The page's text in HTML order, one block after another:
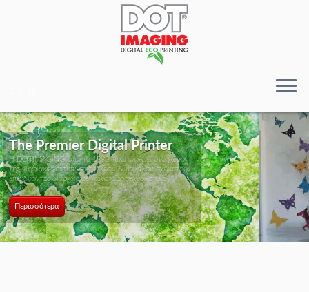
Ψηφιακές Εκτυπώσεις
Μεγάλης Διάστασης
Περισσότερα